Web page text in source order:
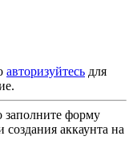
авторизуйтесь для
заполните форму
аккаунта на